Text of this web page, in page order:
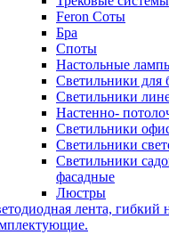
Feron Соты
Бра
Споты
Настольные
Светильники для
Светильники
Настенно-
Светильники
Светильники
Светильники
фасадные
Люстры
лента, гибкий